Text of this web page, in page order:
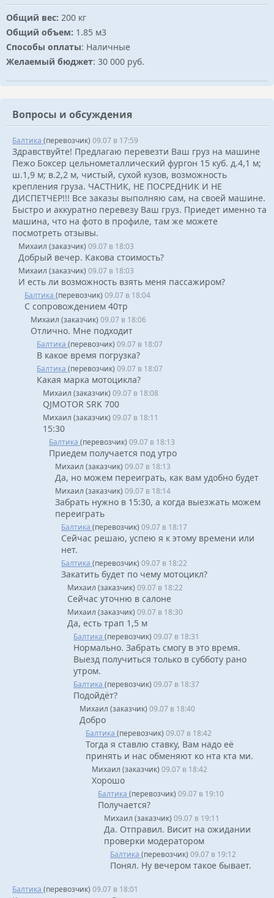
Общий вес: 200 кг
Общий объем: 1.85 м3
Способы оплаты: Наличные
Желаемый бюджет: 30 000 руб.
Вопросы и обсуждения
Балтика (перевозчик) 09.07 в 17:59
Здравствуйте! Предлагаю перевезти Ваш груз на машине
Пежо Боксер цельнометаллический фургон 15 куб. д.4,1 м;
ш.1,9 м; в.2,2 м, чистый, сухой кузов, возможность
крепления груза. ЧАСТНИК, НЕ ПОСРЕДНИК И НЕ
ДИСПЕТЧЕР!!! Все заказы выполняю сам, на своей машине.
Быстро и аккуратно перевезу Ваш груз. Приедет именно та
машина, что на фото в профиле, там же можете
посмотреть отзывы.
Михаил (заказчик) 09.07 в 18:03
Добрый вечер. Какова стоимость?
Михаил (заказчик) 09.07 в 18:03
И есть ли возможность взять меня пассажиром?
Балтика (перевозчик) 09.07 в 18:04
С сопровождением 40тр
Михаил (заказчик) 09.07 в 18:06
Отлично. Мне подходит
Балтика (перевозчик) 09.07 в 18:07
В какое время погрузка?
Балтика (перевозчик) 09.07 в 18:07
Какая марка мотоцикла?
Михаил (заказчик) 09.07 в 18:08
QJMOTOR SRK 700
Михаил (заказчик) 09.07 в 18:11
15:30
Балтика (перевозчик) 09.07 в 18:13
Приедем получается под утро
Михаил (заказчик) 09.07 в 18:13
Да, но можем переиграть, как вам удобно будет
Михаил (заказчик) 09.07 в 18:14
Забрать нужно в 15:30, а когда выезжать можем
переиграть
Балтика (перевозчик) 09.07 в 18:17
Сейчас решаю, успею я к этому времени или
нет.
Балтика (перевозчик) 09.07 в 18:22
Закатить будет по чему мотоцикл?
Михаил (заказчик) 09.07 в 18:22
Сейчас уточню в салоне
Михаил (заказчик) 09.07 в 18:30
Да, есть трап 1,5 м
Балтика (перевозчик) 09.07 в 18:31
Нормально. Забрать смогу в это время.
Выезд получиться только в субботу рано
утром.
Балтика (перевозчик) 09.07 в 18:37
Подойдёт?
Михаил (заказчик) 09.07 в 18:40
Добро
Балтика (перевозчик) 09.07 в 18:42
Тогда я ставлю ставку, Вам надо её
принять и нас обменяют ко нта кта ми.
Михаил (заказчик) 09.07 в 18:42
Хорошо
Балтика (перевозчик) 09.07 в 19:10
Получается?
Михаил (заказчик) 09.07 в 19:11
Да. Отправил. Висит на ожидании
проверки модератором
Балтика (перевозчик) 09.07 в 19:12
Понял. Ну вечером такое бывает.
Балтика (перевозчик) 09.07 в 18:01